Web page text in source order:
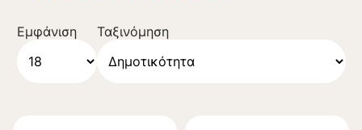
Εμφάνιση Ταξινόμηση